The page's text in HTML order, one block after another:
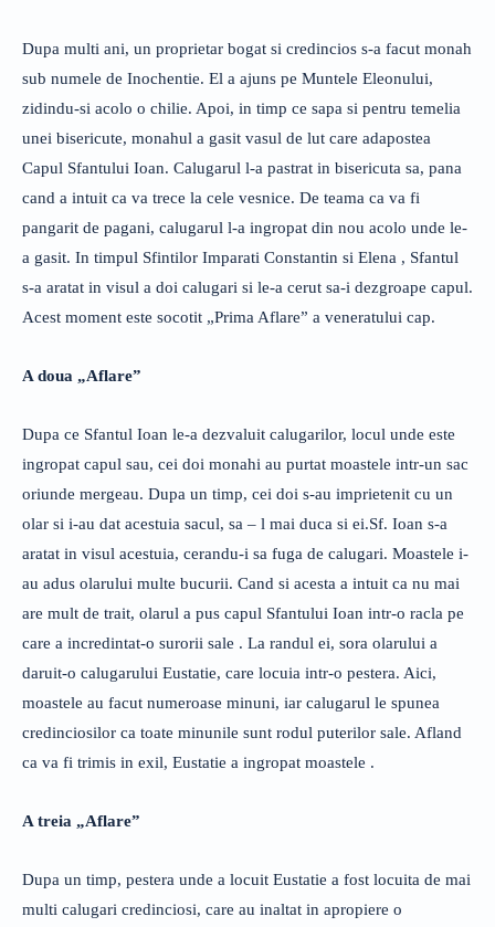
Dupa multi ani, un proprietar bogat si credincios s-a facut monah
sub numele de Inochentie. El a ajuns pe Muntele Eleonului,
zidindu-si acolo o chilie. Apoi, in timp ce sapa si pentru temelia
unei bisericute, monahul a gasit vasul de lut care adapostea
Capul Sfantului Ioan. Calugarul l-a pastrat in bisericuta sa, pana
cand a intuit ca va trece la cele vesnice. De teama ca va fi
pangarit de pagani, calugarul l-a ingropat din nou acolo unde le-
a gasit. In timpul Sfintilor Imparati Constantin si Elena , Sfantul
s-a aratat in visul a doi calugari si le-a cerut sa-i dezgroape capul.
Acest moment este socotit „Prima Aflare” a veneratului cap.
A doua „Aflare”
Dupa ce Sfantul Ioan le-a dezvaluit calugarilor, locul unde este
ingropat capul sau, cei doi monahi au purtat moastele intr-un sac
oriunde mergeau. Dupa un timp, cei doi s-au imprietenit cu un
olar si i-au dat acestuia sacul, sa – l mai duca si ei.Sf. Ioan s-a
aratat in visul acestuia, cerandu-i sa fuga de calugari. Moastele i-
au adus olarului multe bucurii. Cand si acesta a intuit ca nu mai
are mult de trait, olarul a pus capul Sfantului Ioan intr-o racla pe
care a incredintat-o surorii sale . La randul ei, sora olarului a
daruit-o calugarului Eustatie, care locuia intr-o pestera. Aici,
moastele au facut numeroase minuni, iar calugarul le spunea
credinciosilor ca toate minunile sunt rodul puterilor sale. Afland
ca va fi trimis in exil, Eustatie a ingropat moastele .
A treia „Aflare”
Dupa un timp, pestera unde a locuit Eustatie a fost locuita de mai
multi calugari credinciosi, care au inaltat in apropiere o